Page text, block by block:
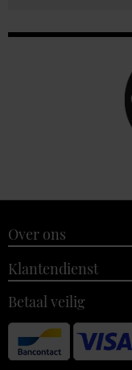
Over ons
Klantendienst
Betaal veilig